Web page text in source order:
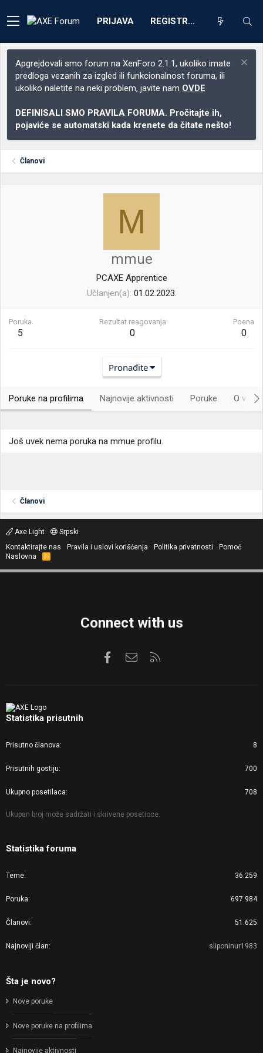
PRIJAVA REGISTRACIJA
Apgrejdovali smo forum na XenForo 2.1.1, ukoliko imate
predloga vezanih za izgled ili funkcionalnost foruma, ili
ukoliko naletite na neki problem, javite nam OVDE
DEFINISALI SMO PRAVILA FORUMA. Pročitajte ih,
pojaviće se automatski kada krenete da čitate nešto!
Članovi
M
mmue
PCAXE Apprentice
Učlanjen(a) 01.02.2023.
Poruka
5
Rezultat reagovanja
0
Poena
0
Pronađite
Poruke na profilima Najnovije aktivnosti Poruke O
Još uvek nema poruka na mmue profilu.
Članovi
Axe Light
Srpski
Kontaktirajte nas
Pravila i uslovi korišćenja Politika privatnosti
Pomoć
Naslovna
R
S
Connect with us
FacebookKontaktirajte nas
Statistika prisutnih
Prisutno članova 8
Prisutnih gostiju 700
Ukupno posetilaca 708
Ukupan broj može sadržati i skrivene posetioce.
Statistika foruma
Teme 36.259
Poruka 697.984
Članovi 51.625
Najnoviji član sliponinur1983
Šta je novo?
Nove poruke
Nove poruke na profilima
Najnovije aktivnosti